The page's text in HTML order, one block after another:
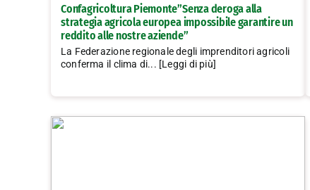
Confagricoltura Piemonte”Senza deroga alla
strategia agricola europea impossibile garantire un
reddito alle nostre aziende”
La Federazione regionale degli imprenditori agricoli
conferma il clima di... [Leggi di più]